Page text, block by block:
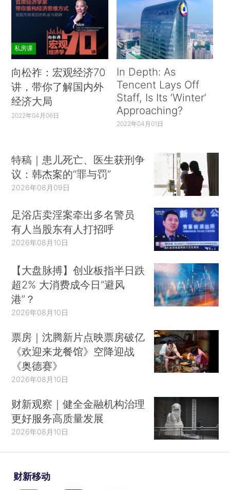
私房课
向松祚：宏观经济70
讲，带你了解国内外
经济大局
2022年04月06日
In Depth: As
Tencent Lays Off
Staff, Is Its ‘Winter’
Approaching?
2022年04月01日
特稿｜患儿死亡、医生获刑争
议：韩杰案的“罪与罚”
2026年08月09日
足浴店卖淫案牵出多名警员
有人当股东有人打招呼
2026年08月10日
【大盘脉搏】创业板指半日跌
超2% 大消费成今日“避风
港”？
2026年08月10日
票房｜沈腾新片点映票房破亿
《欢迎来龙餐馆》空降迎战
《奥德赛》
2026年08月10日
财新观察｜健全金融机构治理
更好服务高质量发展
2026年08月10日
财新移动